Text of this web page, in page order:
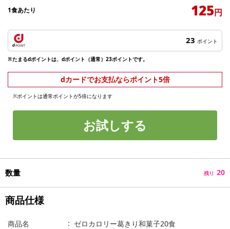
1食あたり 125円
23 ポイント
※たまるdポイントは、dポイント（通常）23ポイントです。
dカードでお支払ならポイント5倍
※ポイントは通常ポイントが5倍になります
お試しする
数量 残り 20
商品仕様
商品名
ゼロカロリー葛きり和菓子20食